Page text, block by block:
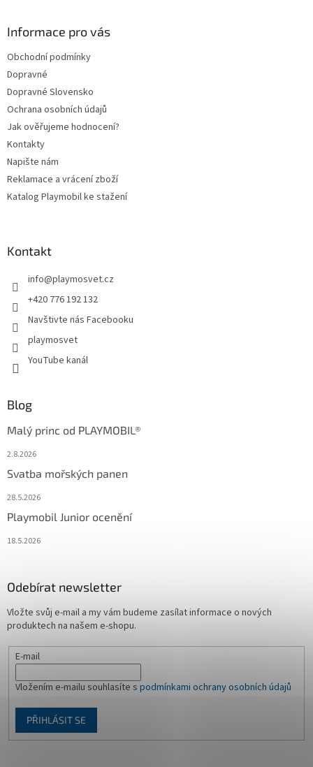
Informace pro vás
Obchodní podmínky
Dopravné
Dopravné Slovensko
Ochrana osobních údajů
Jak ověřujeme hodnocení?
Kontakty
Napište nám
Reklamace a vrácení zboží
Katalog Playmobil ke stažení
Kontakt
info@playmosvet.cz
+420 776 192 132
Navštivte nás Facebooku
playmosvet
YouTube kanál
Blog
Malý princ od PLAYMOBIL®
2.8.2026
Svatba mořských panen
28.5.2026
Playmobil Junior ocenění
18.5.2026
Odebírat newsletter
Vložte svůj e-mail a my vám budeme zasílat informace o nových
produktech na našem e-shopu.
E-mail
Vložením e-mailu souhlasíte s podmínkami ochrany osobních údajů
PŘIHLÁSIT SE